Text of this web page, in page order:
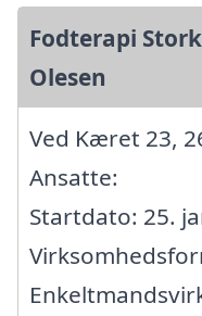
Fodterapi
Olesen
Ved Kæret 23,
Ansatte:
Startdato: 25.